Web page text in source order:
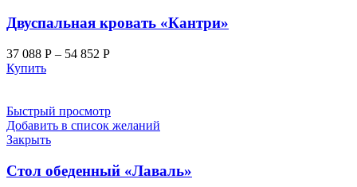
Двуспальная кровать «Кантри»
37 088 Р – 54 852 Р
Купить
Быстрый просмотр
Добавить в список желаний
Закрыть
Стол обеденный «Лаваль»